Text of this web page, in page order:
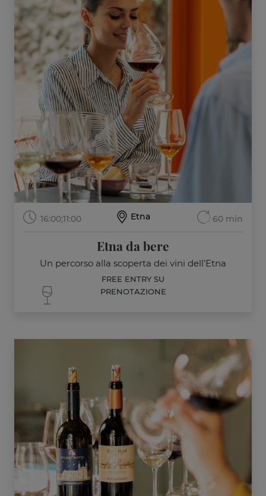
16:00;11:00 Etna 60 min
Etna da bere
Un percorso alla scoperta dei vini dell’Etna
FREE ENTRY SU
PRENOTAZIONE